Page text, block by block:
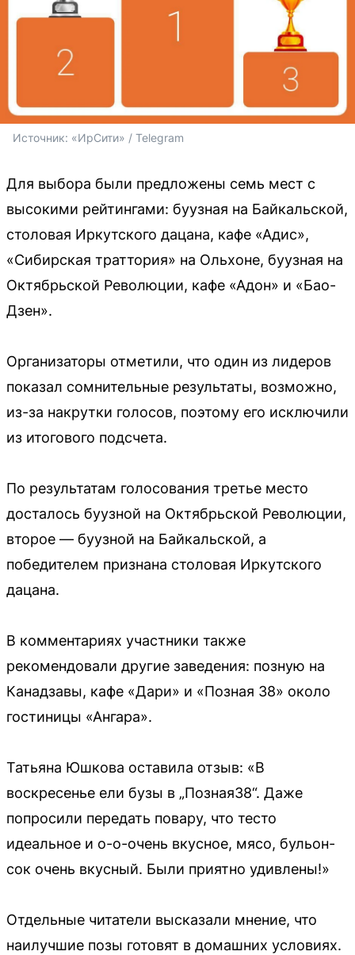
Источник: «ИрСити» / Telegram
Для выбора были предложены семь мест с
высокими рейтингами: буузная на Байкальской,
столовая Иркутского дацана, кафе «Адис»,
«Сибирская траттория» на Ольхоне, буузная на
Октябрьской Революции, кафе «Адон» и «Бао-
Дзен».
Организаторы отметили, что один из лидеров
показал сомнительные результаты, возможно,
из-за накрутки голосов, поэтому его исключили
из итогового подсчета.
По результатам голосования третье место
досталось буузной на Октябрьской Революции,
второе — буузной на Байкальской, а
победителем признана столовая Иркутского
дацана.
В комментариях участники также
рекомендовали другие заведения: позную на
Канадзавы, кафе «Дари» и «Позная 38» около
гостиницы «Ангара».
Татьяна Юшкова оставила отзыв: «В
воскресенье ели бузы в „Позная38“. Даже
попросили передать повару, что тесто
идеальное и о-о-очень вкусное, мясо, бульон-
сок очень вкусный. Были приятно удивлены!»
Отдельные читатели высказали мнение, что
наилучшие позы готовят в домашних условиях.